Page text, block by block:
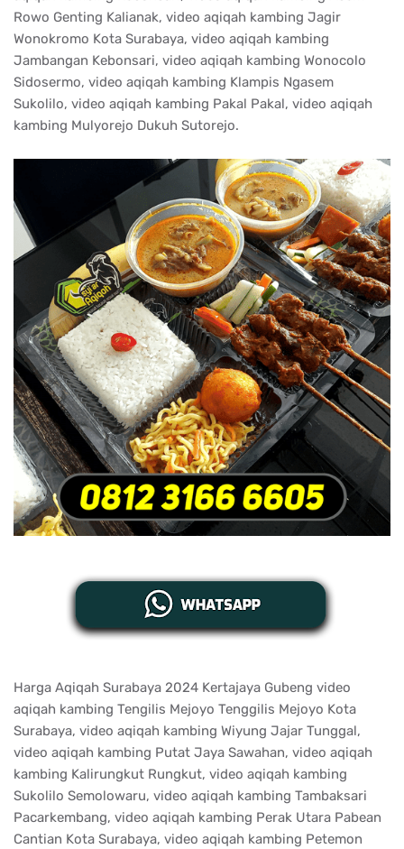
Rowo Genting Kalianak, video aqiqah kambing Jagir
Wonokromo Kota Surabaya, video aqiqah kambing
Jambangan Kebonsari, video aqiqah kambing Wonocolo
Sidosermo, video aqiqah kambing Klampis Ngasem
Sukolilo, video aqiqah kambing Pakal Pakal, video aqiqah
kambing Mulyorejo Dukuh Sutorejo.
Harga Aqiqah Surabaya 2024 Kertajaya Gubeng video
aqiqah kambing Tengilis Mejoyo Tenggilis Mejoyo Kota
Surabaya, video aqiqah kambing Wiyung Jajar Tunggal,
video aqiqah kambing Putat Jaya Sawahan, video aqiqah
kambing Kalirungkut Rungkut, video aqiqah kambing
Sukolilo Semolowaru, video aqiqah kambing Tambaksari
Pacarkembang, video aqiqah kambing Perak Utara Pabean
Cantian Kota Surabaya, video aqiqah kambing Petemon